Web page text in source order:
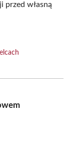
przed własną